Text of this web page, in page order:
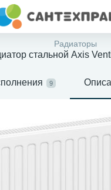
Радиаторы
стальной Axis
9